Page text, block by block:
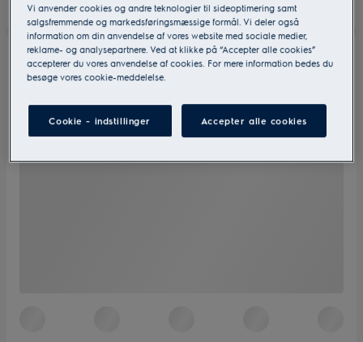
Vi anvender cookies og andre teknologier til sideoptimering samt
salgsfremmende og markedsføringsmæssige formål. Vi deler også
information om din anvendelse af vores website med sociale medier,
reklame- og analysepartnere. Ved at klikke på “Accepter alle cookies”
accepterer du vores anvendelse af cookies. For mere information bedes du
besøge vores cookie-meddelelse.
Cookie - indstillinger Accepter alle cookies